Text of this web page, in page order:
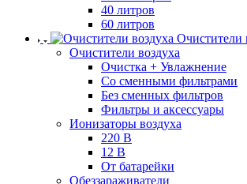
40 литров
60 литров
Очистители
Очистители воздуха
Очистка + Увлажнение
Cо сменными фильтрами
Без сменных фильтров
Фильтры и аксессуары
Ионизаторы воздуха
220 В
12 В
От батарейки
Обеззараживатели